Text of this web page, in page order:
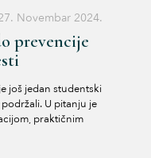
Novembar 2024.
prevencije
još jedan studentski
U pitanju je
praktičnim